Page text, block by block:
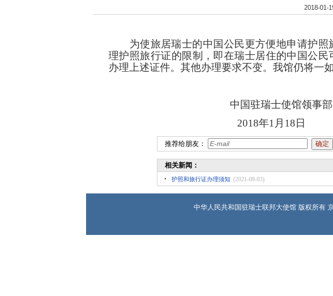
2018-01-
为使旅居瑞士的中国公民更方便地申请护
理护照旅行证的限制，即在瑞士居住的中国公民
办理上述证件。其他办理要求不变。我馆仍将一
中国驻瑞士使馆领事部
2018年1月18日
推荐给朋友：
相关新闻：
护照和旅行证办理须知 (2021-09-03)
中华人民共和国驻瑞士联邦大使馆 版权所有